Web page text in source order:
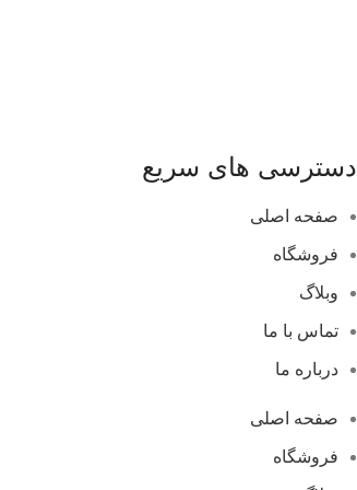
دسترسی های سریع
صفحه اصلی
فروشگاه
وبلاگ
تماس با ما
درباره ما
صفحه اصلی
فروشگاه